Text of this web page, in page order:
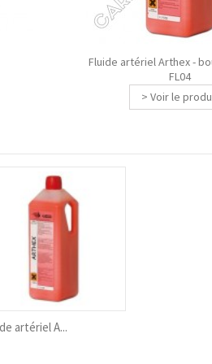
Fluide artériel Arthex -
FL04
> Voir le
artériel A...